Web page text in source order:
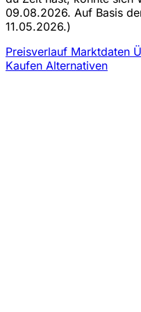
09.08.2026. Auf Basis
11.05.2026.)
Preisverlauf Marktdaten
Kaufen Alternativen